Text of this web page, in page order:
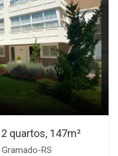
quartos, 147m²
RS